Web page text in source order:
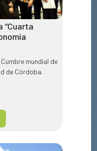
“Cuarta
mundial de
de Córdoba.